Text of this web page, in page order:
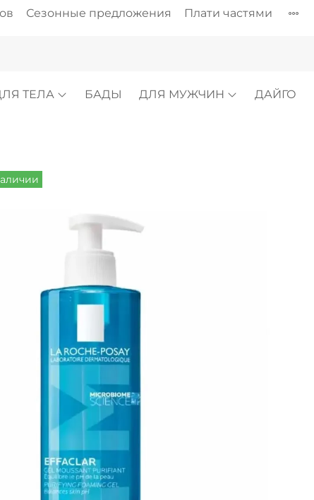
Сезонные предложения Плати частями
ТЕЛА БАДЫ ДЛЯ МУЖЧИН ДАЙГО